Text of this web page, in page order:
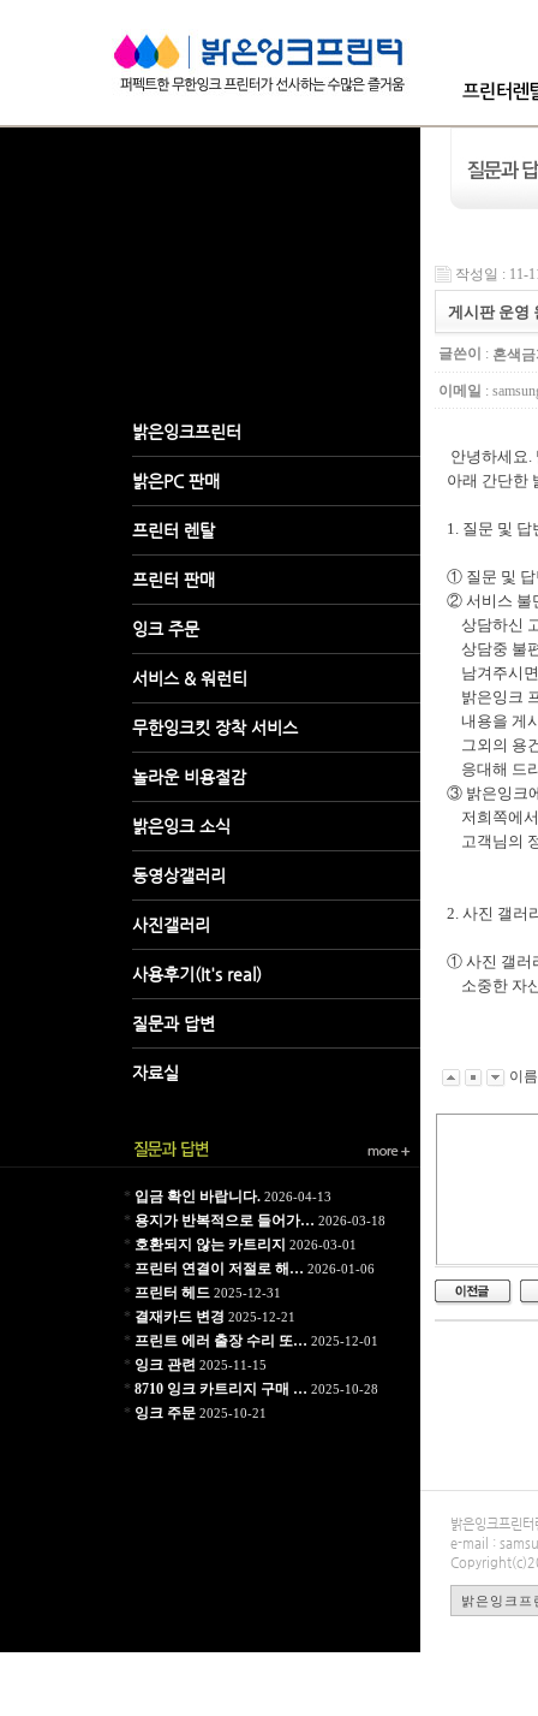
* 입금 확인 바랍니다.2026-04-13
* 용지가 반복적으로 들어가… 2026-03-18
* 호환되지 않는 카트리지 2026-03-01
* 프린터 연결이 저절로 해… 2026-01-06
* 프린터 헤드 2025-12-31
* 결재카드 변경 2025-12-21
* 프린트 에러 출장 수리 또… 2025-12-01
* 잉크 관련 2025-11-15
* 8710 잉크 카트리지 구매 … 2025-10-28
* 잉크 주문2025-10-21
작성일 : 11-
게시판 운영
글쓴이 : 혼색금
이메일 :
안녕하세요.
아래 간단한
1. 질문 및 답
① 질문 및 답
② 서비스 불
상담하신
상담중 불
남겨주시면
밝은잉크
내용을 게
그외의 용
응대해 드
③ 밝은잉크
저희쪽에서
고객님의
2. 사진 갤러
① 사진 갤러
소중한 자
이
밝은잉크프
e-mail :
밝은잉크프